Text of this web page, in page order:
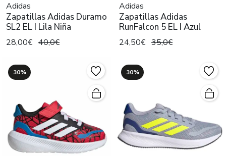
Adidas
Zapatillas Adidas Duramo
SL2 EL I Lila Niña
28,00€ 40,0€
Adidas
Zapatillas Adidas
RunFalcon 5 EL I Azul
24,50€ 35,0€
30% 30%